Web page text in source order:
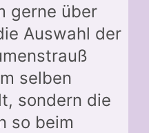
gerne über
Auswahl der
selben
sondern die
so beim